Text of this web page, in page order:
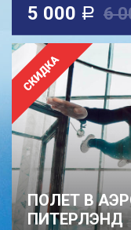
5 000 a 6
ПОЛЕТ В
ПИТЕРЛЭНД